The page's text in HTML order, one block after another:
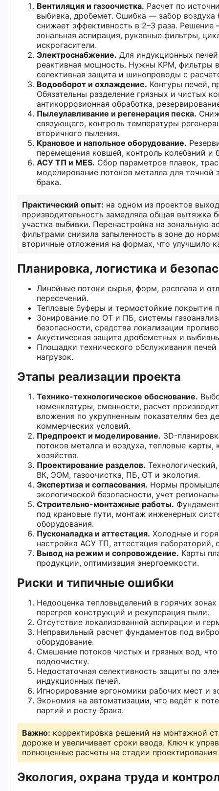
Вентиляция и газоочистка. Расчет по
выбивка, дробемет. Ошибка — забор воздуха
снижает эффективность в 2–3 раза.
зональная аспирация, рукавные фильтры,
искрогасители.
Электроснабжение. Для индукционных
реактивная мощность. Нужны КРМ, фильтры
селективная защита и шинопроводы с
Водооборот и охлаждение. Контуры печей,
Обязательны разделение грязных и чистых
антикоррозионная обработка,
Пылеулавливание и регенерация песка.
связующего, контроль температуры
вторичного пыления.
Крановое и напольное оборудование.
перемещения ковшей, контроль колебаний и
АСУ ТП и MES. Сбор параметров плавок,
моделирование потоков металла для точной
брака.
Практический опыт: на одном из проектов
производительность замедляла общая вытяжка
участка выбивки. Перенастройка на зональную
фильтрами снизила запыленность в зоне до
вторичные отложения на формах, что улучшило
Планировка, логистика и
Линейные потоки сырья, форм, расплава и
пересечений.
Тепловые буферы и термостойкие покрытия
Зонирование по ОТ и ПБ, системы
безопасности, средства локализации
Акустическая защита дробеметных и
Площадки технического обслуживания
нагрузок.
Этапы реализации проекта
Технико-технологическое обоснование.
номенклатуры, сменности, расчет
вложения по укрупненным показателям без
коммерческих условий.
Предпроект и моделирование. 3D-
потоков металла и воздуха, тепловые карты,
хозяйства.
Проектирование разделов.
ВК, ЭОМ, газоочистка, ПБ, ОТ и экология.
Экспертиза и согласования. Нормы
экологической безопасности, учет
Строительно-монтажные работы.
под крановые пути, монтаж инженерных
оборудования.
Пусконаладка и аттестация. Холодные и
настройка АСУ ТП, аттестация лабораторий,
Вывод на режим и сопровождение. Карты
продукции, оптимизация энергоемкости.
Риски и типичные ошибки
Недооценка тепловыделений в горячих зонах
перегрев конструкций и рекуперация пыли.
Отсутствие локализованной аспирации и
Неправильный расчет фундаментов под
оборудование.
Смешение потоков чистых и грязных вод, что
водоочистку.
Недостаточная селективность защиты по
индукционных печей.
Игнорирование эргономики рабочих мест и
Экономия на автоматизации, что ведёт к
партий и росту брака.
Важно: корректировка решений на монтажной
дороже и увеличивает сроки ввода. Ключ к
полноценные расчеты на стадии
Экология, охрана труда и